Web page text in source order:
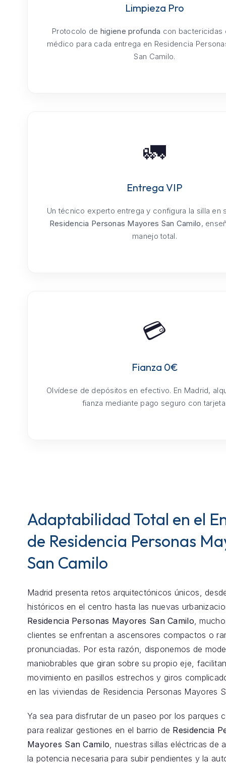
Limpieza Pro
Protocolo de higiene profunda con bactericidas
médico para cada entrega en Residencia
San Camilo.
🚛
Entrega VIP
Un técnico experto entrega y configura la silla en
Residencia Personas Mayores San Camilo,
manejo total.
💳
Fianza 0€
Olvídese de depósitos en efectivo. En Madrid,
fianza mediante pago seguro con
Adaptabilidad Total en el
de Residencia Personas
San Camilo
Madrid presenta retos arquitectónicos únicos,
históricos en el centro hasta las nuevas
Residencia Personas Mayores San Camilo ,
clientes se enfrentan a ascensores compactos o
pronunciadas. Por esta razón, disponemos de
maniobrables que giran sobre su propio eje,
movimiento en pasillos estrechos y giros
en las viviendas de Residencia Personas Mayores
Ya sea para disfrutar de un paseo por los parques
para realizar gestiones en el barrio de Residencia
Mayores San Camilo , nuestras sillas eléctricas de
la potencia necesaria para subir pendientes y la